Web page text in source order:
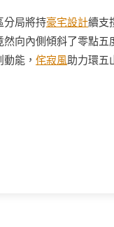
分局將持豪宅設計續支
向內側傾斜了零點五
能， 侘寂風助力環五